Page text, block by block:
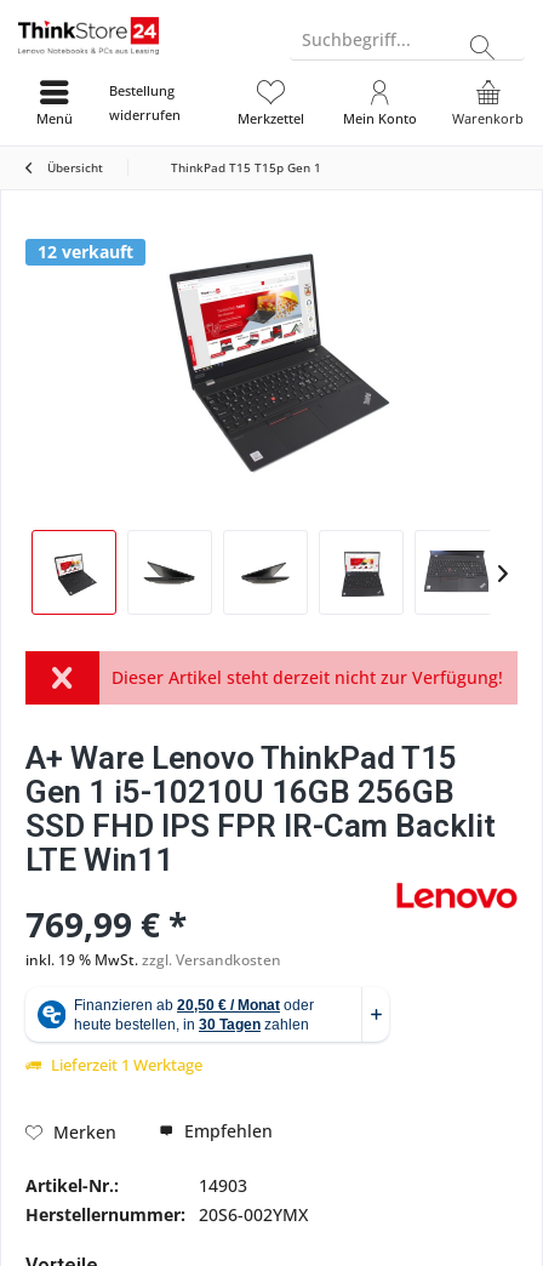
Suchbegriff...
Bestellung
widerrufen
Warenkorb
Merkzettel Mein Konto
Menü
Übersicht ThinkPad T15 T15p Gen 1
12 verkauft
Dieser Artikel steht derzeit nicht zur Verfügung!
A+ Ware Lenovo ThinkPad T15
Gen 1 i5-10210U 16GB 256GB
SSD FHD IPS FPR IR-Cam Backlit
LTE Win11
769,99 € *
inkl. 19 % MwSt.zzgl. Versandkosten
Lieferzeit 1 Werktage
Merken Empfehlen
Artikel-Nr.:
14903
Herstellernummer: 20S6-002YMX